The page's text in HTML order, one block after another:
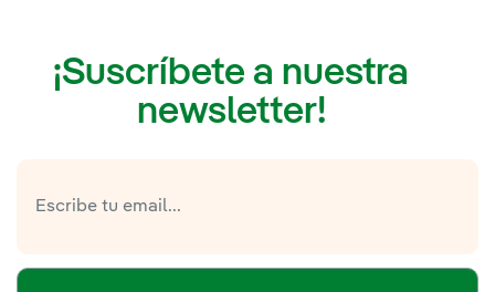
¡Suscríbete a nuestra
newsletter!